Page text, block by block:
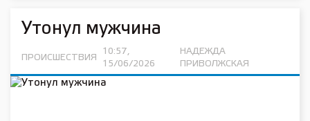
Утонул мужчина
ПРОИСШЕСТВИЯ
10:57,
15/06/2026
НАДЕЖДА
ПРИВОЛЖСКАЯ